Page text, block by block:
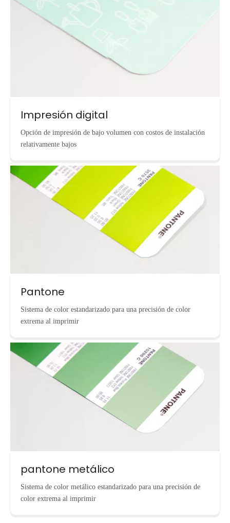
Impresión digital
Opción de impresión de bajo volumen con costos de instalación
relativamente bajos
Pantone
Sistema de color estandarizado para una precisión de color
extrema al imprimir
pantone metálico
Sistema de color metálico estandarizado para una precisión de
color extrema al imprimir